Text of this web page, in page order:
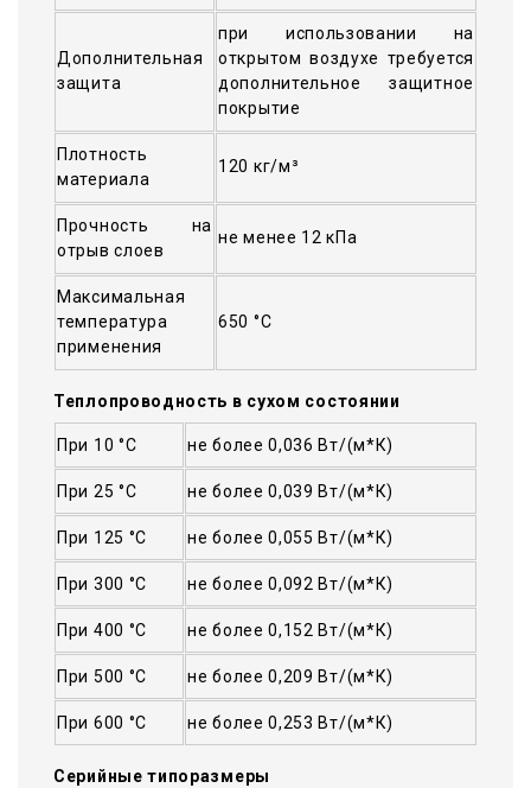
Дополнительная
защита
при использовании на
открытом воздухе требуется
дополнительное защитное
покрытие
Плотность
материала
120 кг/м³
Прочность на
отрыв слоев
не менее 12 кПа
Максимальная
температура
применения
650 °C
Теплопроводность в сухом состоянии
При 10 °С не более 0,036 Вт/(м*К)
При 25 °С не более 0,039 Вт/(м*К)
При 125 °С не более 0,055 Вт/(м*К)
При 300 °С не более 0,092 Вт/(м*К)
При 400 °С не более 0,152 Вт/(м*К)
При 500 °С не более 0,209 Вт/(м*К)
При 600 °С не более 0,253 Вт/(м*К)
Серийные типоразмеры